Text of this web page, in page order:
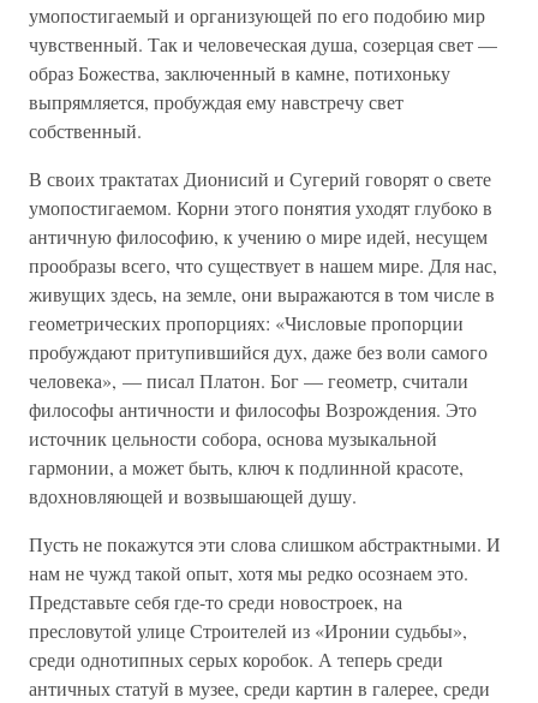
умопостигаемый и организующей по его подобию мир
чувственный. Так и человеческая душа, созерцая свет —
образ Божества, заключенный в камне, потихоньку
выпрямляется, пробуждая ему навстречу свет
собственный.
В своих трактатах Дионисий и Сугерий говорят о свете
умопостигаемом. Корни этого понятия уходят глубоко в
античную философию, к учению о мире идей, несущем
прообразы всего, что существует в нашем мире. Для нас,
живущих здесь, на земле, они выражаются в том числе в
геометрических пропорциях: «Числовые пропорции
пробуждают притупившийся дух, даже без воли самого
человека», — писал Платон. Бог — геометр, считали
философы античности и философы Возрождения. Это
источник цельности собора, основа музыкальной
гармонии, а может быть, ключ к подлинной красоте,
вдохновляющей и возвышающей душу.
Пусть не покажутся эти слова слишком абстрактными. И
нам не чужд такой опыт, хотя мы редко осознаем это.
Представьте себя где-то среди новостроек, на
пресловутой улице Строителей из «Иронии судьбы»,
среди однотипных серых коробок. А теперь среди
античных статуй в музее, среди картин в галерее, среди